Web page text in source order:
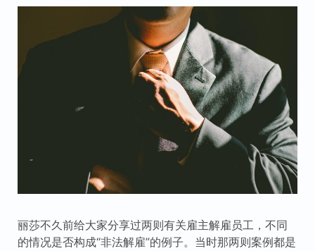
丽莎不久前给大家分享过两则有关雇主解雇员工，不同
的情况是否构成“非法解雇”的例子。当时那两则案例都是